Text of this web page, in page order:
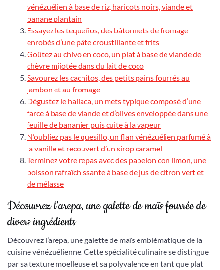
vénézuélien à base de riz, haricots noirs, viande et
banane plantain
Essayez les tequeños, des bâtonnets de fromage
enrobés d’une pâte croustillante et frits
Goûtez au chivo en coco, un plat à base de viande de
chèvre mijotée dans du lait de coco
Savourez les cachitos, des petits pains fourrés au
jambon et au fromage
Dégustez le hallaca, un mets typique composé d’une
farce à base de viande et d’olives enveloppée dans une
feuille de bananier puis cuite à la vapeur
N’oubliez pas le quesillo, un flan vénézuélien parfumé à
la vanille et recouvert d’un sirop caramel
Terminez votre repas avec des papelon con limon, une
boisson rafraîchissante à base de jus de citron vert et
de mélasse
Découvrez l’arepa, une galette de maïs fourrée de
divers ingrédients
Découvrez l’arepa, une galette de maïs emblématique de la
cuisine vénézuélienne. Cette spécialité culinaire se distingue
par sa texture moelleuse et sa polyvalence en tant que plat